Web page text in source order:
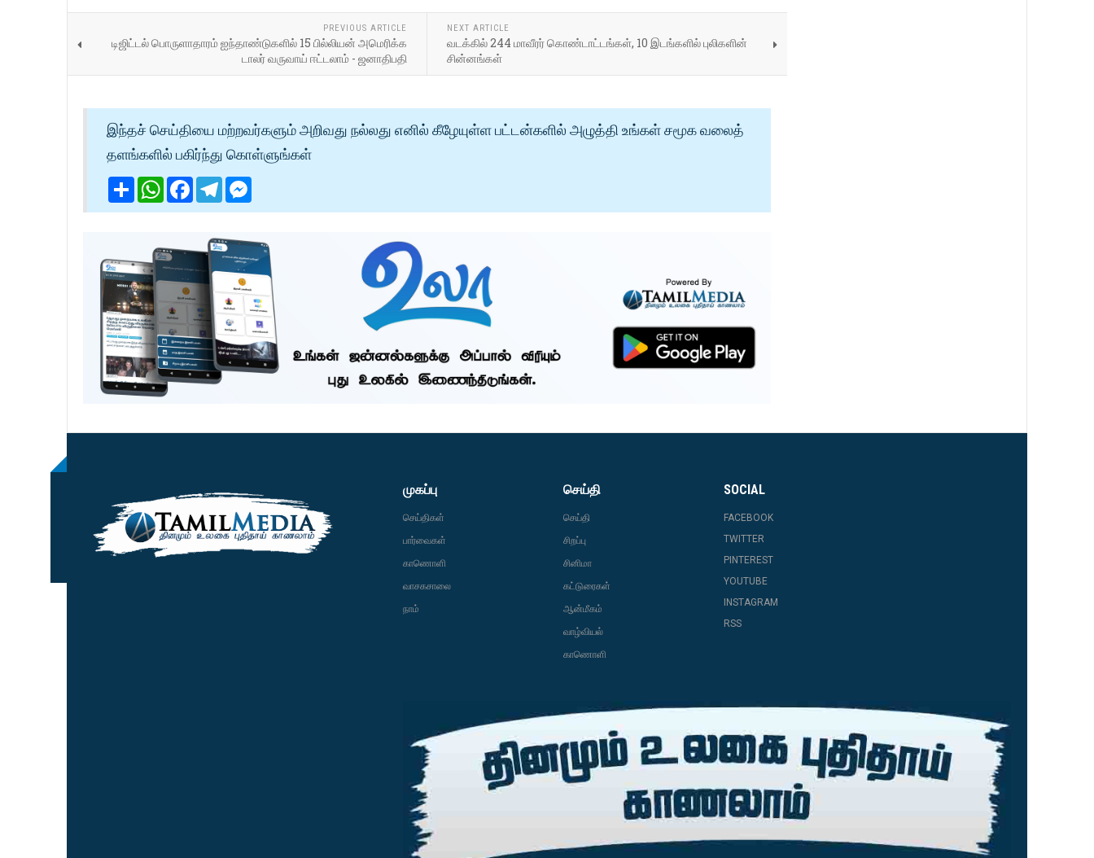
PREVIOUS ARTICLE
டிஜிட்டல் பொருளாதாரம் ஐந்தாண்டுகளில் 15 பில்லியன் அமெரிக்க
டாலர் வருவாய் ஈட்டலாம் - ஜனாதிபதி
NEXT ARTICLE
வடக்கில் 244 மாவீரர் கொண்டாட்டங்கள், 10 இடங்களில் புலிகளின்
சின்னங்கள்
இந்தச் செய்தியை மற்றவர்களும் அறிவது நல்லது எனில் கீழேயுள்ள பட்டன்களில் அழுத்தி உங்கள் சமூக வலைத்
தளங்களில் பகிர்ந்து கொள்ளுங்கள்
ShareWhatsApp
Facebook
Telegram
முகப்பு
செய்திகள்
பார்வைகள்
காணொளி
வாசகசாலை
நாம்
செய்தி
செய்தி
சிறப்பு
சினிமா
கட்டுரைகள்
ஆன்மீகம்
வாழ்வியல்
காணொளி
SOCIAL
FACEBOOK
TWITTER
PINTEREST
YOUTUBE
INSTAGRAM
RSS